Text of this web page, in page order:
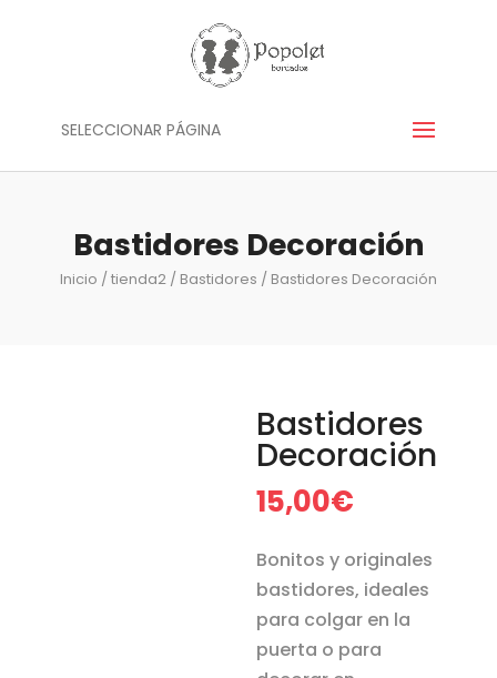
SELECCIONAR PÁGINA
Bastidores Decoración
Inicio /tienda2 / Bastidores / Bastidores Decoración
Bastidores
Decoración
15,00€
Bonitos y originales
bastidores, ideales
para colgar en la
puerta o para